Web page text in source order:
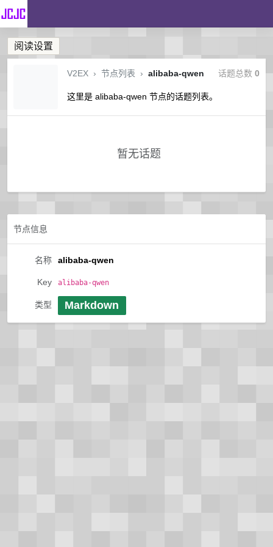
阅读设置
话题总数 0
V2EX › 节点列表 › alibaba-qwen
这里是 alibaba-qwen 节点的话题列表。
暂无话题
节点信息
名称 alibaba-qwen
Key alibaba-qwen
类型 Markdown